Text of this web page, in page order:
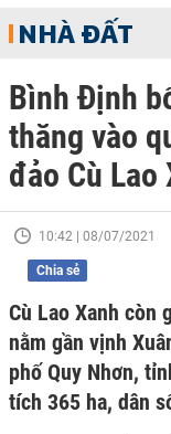
NHÀ ĐẤT
Bình Định
thăng vào
đảo Cù Lao
10:42 | 08/07/2021
Chia sẻ
Cù Lao Xanh còn
nằm gần vịnh
phố Quy Nhơn,
tích 365 ha, dân